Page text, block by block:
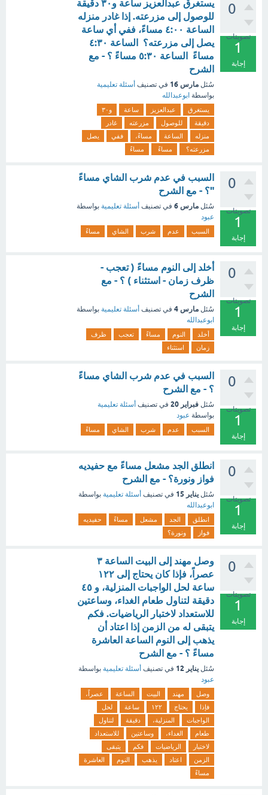
0
تصويتات
1
إجابة
يستغرق عبدالعزيز ساعة و٣٠ دقيقة
للوصول إلى مزرعته. إذا غادر منزله
الساعة ٤:٠٠ مساءً، ففي أي ساعة
يصل إلى مزرعته؟ الساعة ٤:٣٠
مساءً الساعة ٥:٣٠ مساءً ؟ - مع
الشرح
سُئل مارس 16 في تصنيف أسئلة تعليمية
بواسطة ابوعبدالله
يستغرق عبدالعزيز ساعة
و٣٠
دقيقة
للوصول مزرعته
غادر
منزله
الساعة مساءً، ففي
يصل
مزرعته؟
مساءً مساءً
0
تصويتات
1
إجابة
السبب في عدم شرب الشاي مساءً
"؟ - مع الشرح
سُئل مارس 6 في تصنيف أسئلة تعليمية بواسطة
عبود
السبب عدم شرب الشاي مساءً
0
تصويتات
1
إجابة
أخلد إلى النوم مساءً ( تعجب -
ظرف زمان - استثناء ) ؟ - مع
الشرح
سُئل مارس 4 في تصنيف أسئلة تعليمية بواسطة
ابوعبدالله
أخلد النوم مساءً تعجب
ظرف
زمان
استثناء
0
تصويتات
1
إجابة
السبب في عدم شرب الشاي مساءً
؟ - مع الشرح
سُئل فبراير 20 في تصنيف أسئلة تعليمية
بواسطة عبود
السبب عدم شرب الشاي مساءً
0
تصويتات
1
إجابة
انطلق الجد مشعل مساءً مع حفيديه
فواز ونورة؟ - مع الشرح
سُئل يناير 15 في تصنيف أسئلة تعليمية بواسطة
ابوعبدالله
انطلق الجد مشعل مساءً
حفيديه
فواز
ونورة؟
0
تصويتات
1
إجابة
وصل مهند إلى البيت الساعة ٣
عصراً، فإذا كان يحتاج إلى ١٢٢
ساعة لحل الواجبات المنزلية، و ٤٥
دقيقة لتناول طعام الغداء، وساعتين
للاستعداد لاختبار الرياضيات. فكم
يتبقى له من الزمن إذا اعتاد أن
يذهب إلى النوم الساعة العاشرة
مساءً ؟ - مع الشرح
سُئل يناير 12 في تصنيف أسئلة تعليمية بواسطة
عبود
وصل مهند البيت الساعة
عصراً،
فإذا
يحتاج ١٢٢ ساعة
لحل
الواجبات
المنزلية، دقيقة
لتناول
طعام
الغداء، وساعتين
للاستعداد
لاختبار
الرياضيات فكم
يتبقى
الزمن
اعتاد يذهب النوم
العاشرة
مساءً